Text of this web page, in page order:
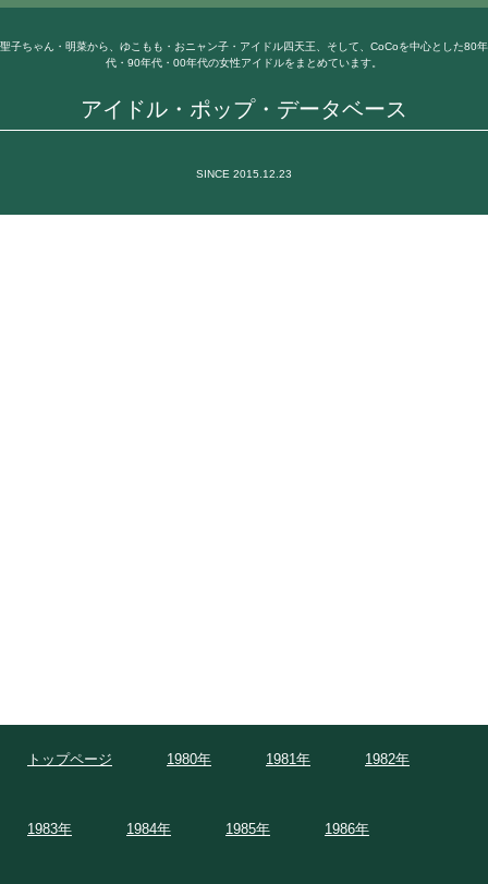
アイドル・ポップ・データベース
聖子ちゃん・明菜から、ゆこもも・おニャン子・アイドル四天王、そして、CoCoを中心とした80年
代・90年代・00年代の女性アイドルをまとめています。
SINCE 2015.12.23
トップページ 1980年 1981年 1982年
1983年 1984年 1985年 1986年